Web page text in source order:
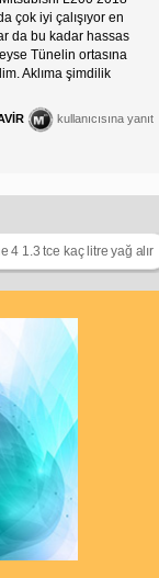
çok iyi çalışıyor en
da bu kadar hassas
Tünelin ortasına
Aklıma şimdilik
kullanıcısına yanıt
4 1.3 tce kaç litre yağ alır